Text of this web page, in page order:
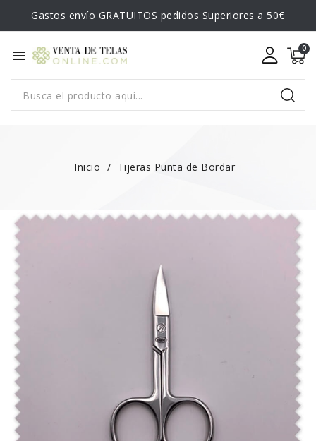
Gastos envío GRATUITOS pedidos Superiores a 50€
menu
Inicio Tijeras Punta de Bordar